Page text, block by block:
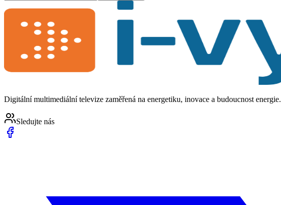
Digitální multimediální televize zaměřená na energetiku, inovace a budoucnost energie.
Sledujte nás